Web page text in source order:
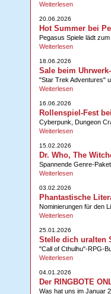
Weiterlesen
20.06.2026
Hot Summer bei
Pegasus Spiele lädt
Weiterlesen
18.06.2026
Sale beim
"Star Trek Adventures"
Weiterlesen
16.06.2026
Rollenspiel-Fest
Cyberpunk, Dungeon
Weiterlesen
15.02.2026
Dr. Who, The
Spannende Genre-
Weiterlesen
03.02.2026
Phantastische
Nominierungen für den
Weiterlesen
25.01.2026
Stelle dich uralten
"Call of Cthulhu"-RPG-
Weiterlesen
04.01.2026
Der RINGBOTE
Was hat uns im Januar